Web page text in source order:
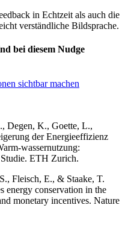
in Echtzeit als auch die
verständliche Bildsprache.
bei diesem Nudge
sichtbar machen
Degen, K., Goette, L.,
der Energieeffizienz
wassernutzung:
ETH Zurich.
Fleisch, E., & Staake, T.
energy conservation in the
monetary incentives. Nature